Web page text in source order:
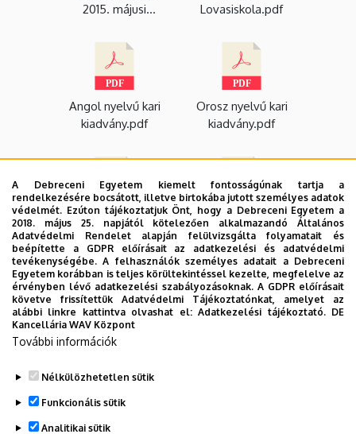
2015. májusi
Lovasiskola.pdf
Angol nyelvű kari
kiadvány.pdf
Orosz nyelvű kari
kiadvány.pdf
Short-term
intensive course in
Environmental
Management.pdf
Short-term
intensive course on
Sustainable Land
Use.pdf
Waterfowl
A Debreceni Egyetem kiemelt fontosságúnak tartja a
rendelkezésére bocsátott, illetve birtokába jutott személyes adatok
védelmét. Ezúton tájékoztatjuk Önt, hogy a Debreceni Egyetem a
2018. május 25. napjától kötelezően alkalmazandó Általános
Adatvédelmi Rendelet alapján felülvizsgálta folyamatait és
beépítette a GDPR előírásait az adatkezelési és adatvédelmi
tevékenységébe. A felhasználók személyes adatait a Debreceni
Egyetem korábban is teljes körültekintéssel kezelte, megfelelve az
érvényben lévő adatkezelési szabályozásoknak. A GDPR előírásait
követve frissítettük Adatvédelmi Tájékoztatónkat, amelyet az
alábbi linkre kattintva olvashat el:Adatkezelési tájékoztató. DE
Kancellária WAV Központ
További információk
Nélkülözhetetlen sütik
Funkcionális sütik
Analitikai sütik